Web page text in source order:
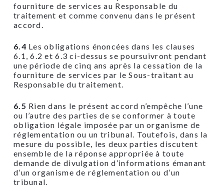
fourniture de services au Responsable du
traitement et comme convenu dans le présent
accord.
6.4 Les obligations énoncées dans les clauses
6.1, 6.2 et 6.3 ci-dessus se poursuivront pendant
une période de cinq ans après la cessation de la
fourniture de services par le Sous-traitant au
Responsable du traitement.
6.5 Rien dans le présent accord n’empêche l’une
ou l’autre des parties de se conformer à toute
obligation légale imposée par un organisme de
réglementation ou un tribunal. Toutefois, dans la
mesure du possible, les deux parties discutent
ensemble de la réponse appropriée à toute
demande de divulgation d’informations émanant
d’un organisme de réglementation ou d’un
tribunal.